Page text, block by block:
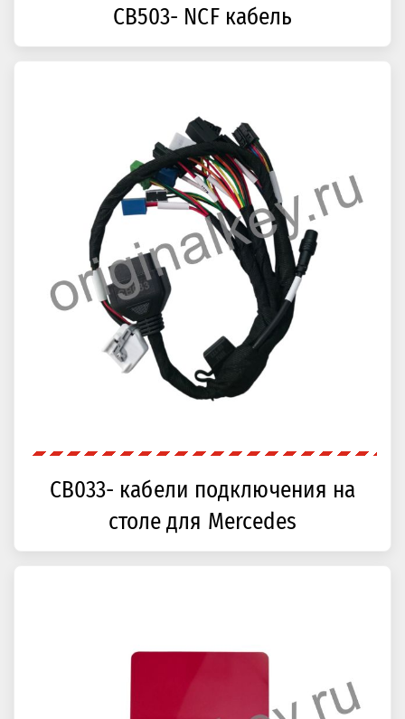
CB503- NCF кабель
CB033- кабели подключения на
столе для Mercedes